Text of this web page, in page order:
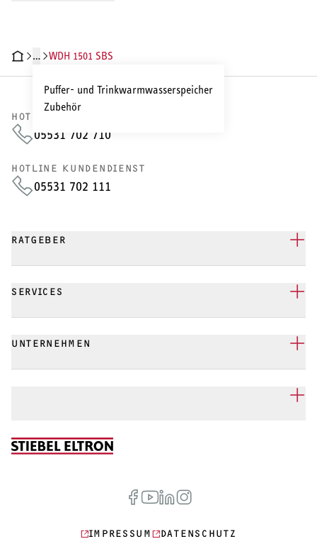
DATENDOKUMENTE
…
Puffer- und Trinkwarmwasserspeicher
Zubehör
WDH 1501 SBS
HOTLINE VERTRIEB
05531 702 710
HOTLINE KUNDENDIENST
05531 702 111
RATGEBER
SERVICES
UNTERNEHMEN
IMPRESSUM DATENSCHUTZ